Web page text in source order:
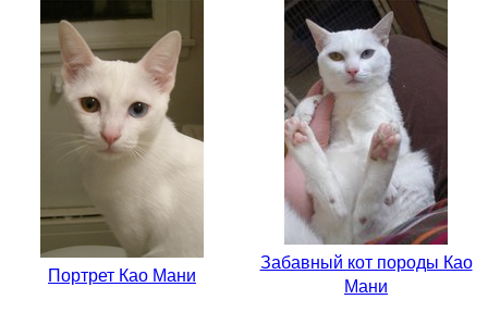
Портрет Као Мани
Забавный кот породы Као
Мани